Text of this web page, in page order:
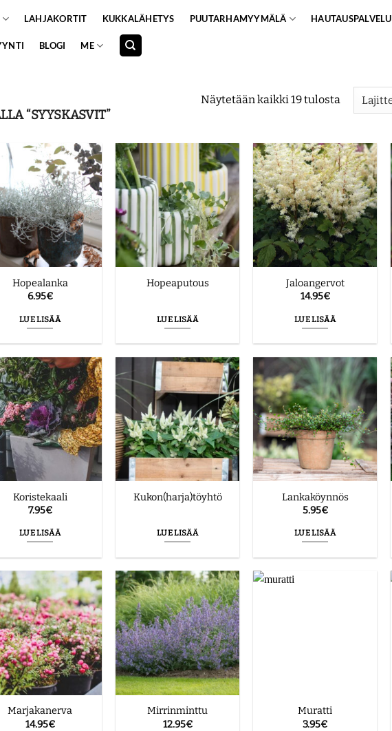
LAHJAKORTIT KUKKALÄHETYS PUUTARHAMYYMÄLÄ HAUTAUSPALVELU
BLOGI ME
“SYYSKASVIT”
Näytetään kaikki 19 tulosta
Hopealanka
6.95€
LUE LISÄÄ
Hopeaputous
LUE LISÄÄ
Jaloangervot
14.95€
LUE LISÄÄ
Koristekaali
7.95€
LUE LISÄÄ
Kukon(harja)töyhtö
LUE LISÄÄ
Lankaköynnös
5.95€
LUE LISÄÄ
Marjakanerva
14.95€
Mirrinminttu
12.95€
Muratti
3.95€